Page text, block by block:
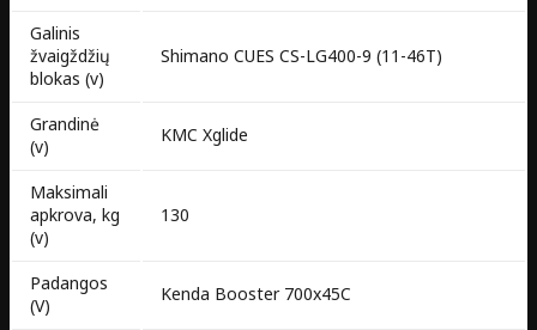
Galinis
žvaigždžių
blokas (v)
Shimano CUES CS-LG400-9 (11-46T)
Grandinė
(v)
KMC Xglide
Maksimali
apkrova, kg
(v)
130
Padangos
(V)
Kenda Booster 700x45C